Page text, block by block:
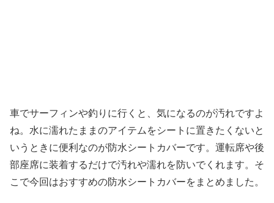
車でサーフィンや釣りに行くと、気になるのが汚れですよ
ね。水に濡れたままのアイテムをシートに置きたくないと
いうときに便利なのが防水シートカバーです。運転席や後
部座席に装着するだけで汚れや濡れを防いでくれます。そ
こで今回はおすすめの防水シートカバーをまとめました。